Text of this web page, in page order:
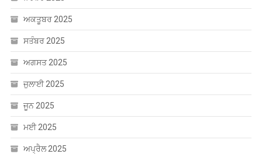
ਅਕਤੂਬਰ 2025
ਸਤੰਬਰ 2025
ਅਗਸਤ 2025
ਜੁਲਾਈ 2025
ਜੂਨ 2025
ਮਈ 2025
ਅਪ੍ਰੈਲ 2025